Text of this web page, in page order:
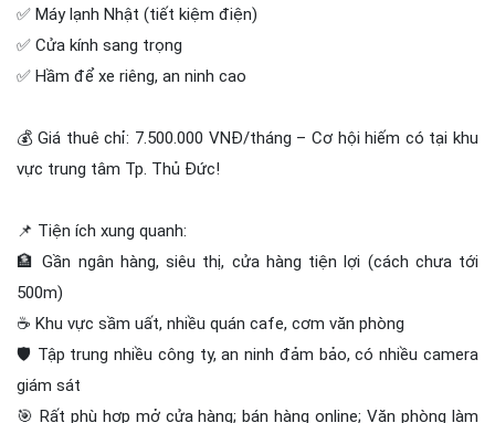
✅ Máy lạnh Nhật (tiết kiệm điện)
✅ Cửa kính sang trọng
✅ Hầm để xe riêng, an ninh cao
💰 Giá thuê chỉ: 7.500.000 VNĐ/tháng – Cơ hội hiếm có tại khu
vực trung tâm Tp. Thủ Đức!
📌 Tiện ích xung quanh:
🏦 Gần ngân hàng, siêu thị, cửa hàng tiện lợi (cách chưa tới
500m)
☕ Khu vực sầm uất, nhiều quán cafe, cơm văn phòng
🛡️ Tập trung nhiều công ty, an ninh đảm bảo, có nhiều camera
giám sát
🎯 Rất phù hợp mở cửa hàng; bán hàng online; Văn phòng làm